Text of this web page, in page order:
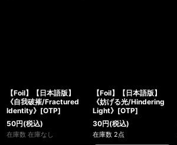
【Foil】【日本語版】
《自我破摧/Fractured
Identity》[OTP]
50円(税込)
在庫数 在庫なし
【Foil】【日本語版】
《妨げる光/Hindering
Light》[OTP]
30円(税込)
在庫数 2点